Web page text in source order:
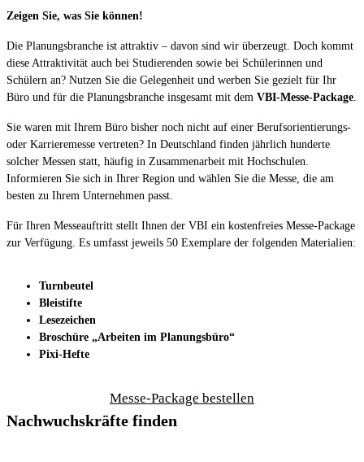
Zeigen Sie, was Sie können!
Die Planungsbranche ist attraktiv – davon sind wir überzeugt. Doch kommt
diese Attraktivität auch bei Studierenden sowie bei Schülerinnen und
Schülern an? Nutzen Sie die Gelegenheit und werben Sie gezielt für Ihr
Büro und für die Planungsbranche insgesamt mit dem VBI-Messe-Package
Sie waren mit Ihrem Büro bisher noch nicht auf einer Berufsorientierungs-
oder Karrieremesse vertreten? In Deutschland finden jährlich hunderte
solcher Messen statt, häufig in Zusammenarbeit mit Hochschulen.
Informieren Sie sich in Ihrer Region und wählen Sie die Messe, die am
besten zu Ihrem Unternehmen passt.
Für Ihren Messeauftritt stellt Ihnen der VBI ein kostenfreies Messe-Package
zur Verfügung. Es umfasst jeweils 50 Exemplare der folgenden Materialien:
Turnbeutel
Bleistifte
Lesezeichen
Broschüre „Arbeiten im Planungsbüro“
Pixi-Hefte
Messe-Package bestellen
Nachwuchskräfte finden